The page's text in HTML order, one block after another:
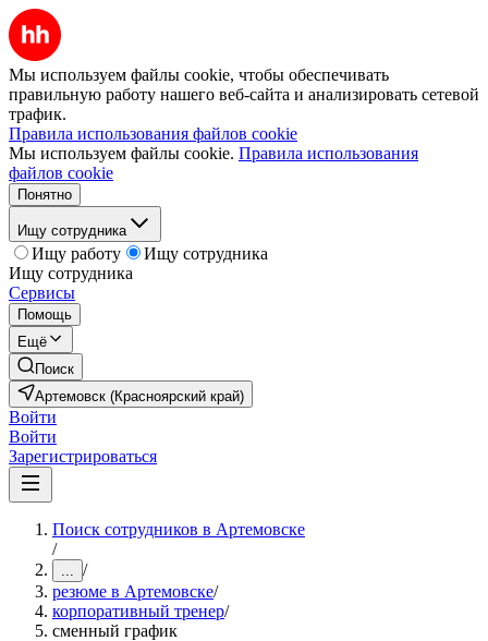
Мы используем файлы cookie, чтобы обеспечивать
правильную работу нашего веб-сайта и анализировать сетевой
трафик.
Правила использования файлов cookie
Мы используем файлы cookie. Правила использования
файлов cookie
Понятно
Ищу сотрудника
Ищу работу
Ищу сотрудника
Ищу сотрудника
Сервисы
Помощь
Ещё
Поиск
Артемовск (Красноярский край)
Войти
Войти
Зарегистрироваться
Поиск сотрудников в Артемовске
/
... /
резюме в Артемовске/
корпоративный тренер/
сменный график